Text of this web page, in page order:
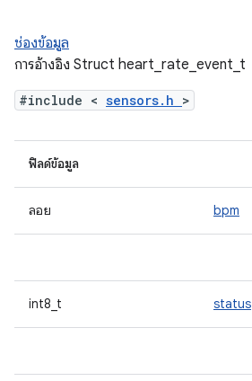
ช่องข้อมูล
การอ้างอิง Struct heart_rate_event_t
#include < sensors.h >
ฟิลด์ข้อมูล
ลอย bpm
int8_t status